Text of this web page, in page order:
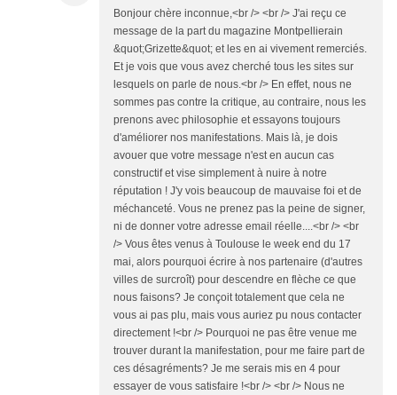
Bonjour chère inconnue,<br /> <br /> J'ai reçu ce
message de la part du magazine Montpellierain
&quot;Grizette&quot; et les en ai vivement remerciés.
Et je vois que vous avez cherché tous les sites sur
lesquels on parle de nous.<br /> En effet, nous ne
sommes pas contre la critique, au contraire, nous les
prenons avec philosophie et essayons toujours
d'améliorer nos manifestations. Mais là, je dois
avouer que votre message n'est en aucun cas
constructif et vise simplement à nuire à notre
réputation ! J'y vois beaucoup de mauvaise foi et de
méchanceté. Vous ne prenez pas la peine de signer,
ni de donner votre adresse email réelle....<br /> <br
/> Vous êtes venus à Toulouse le week end du 17
mai, alors pourquoi écrire à nos partenaire (d'autres
villes de surcroît) pour descendre en flèche ce que
nous faisons? Je conçoit totalement que cela ne
vous ai pas plu, mais vous auriez pu nous contacter
directement !<br /> Pourquoi ne pas être venue me
trouver durant la manifestation, pour me faire part de
ces désagréments? Je me serais mis en 4 pour
essayer de vous satisfaire !<br /> <br /> Nous ne